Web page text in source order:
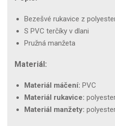
Bezešvé rukavice z
S PVC terčíky v dlani
Pružná manžeta
Materiál:
Materiál máčení: PVC
Materiál rukavice:
Materiál manžety: